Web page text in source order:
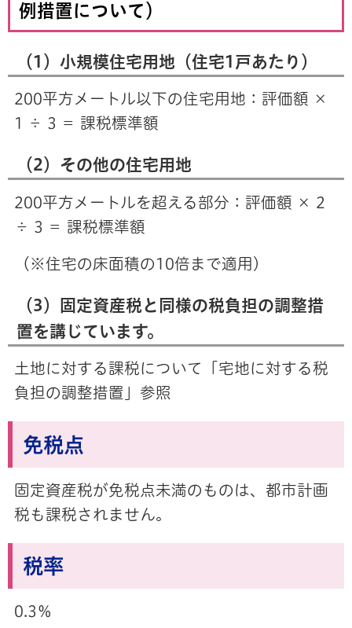
例措置について）
（1）小規模住宅用地（住宅1戸あたり）
200平方メートル以下の住宅用地：評価額 ×
1 ÷ 3 ＝ 課税標準額
（2）その他の住宅用地
200平方メートルを超える部分：評価額 × 2
÷ 3 ＝ 課税標準額
（※住宅の床面積の10倍まで適用）
（3）固定資産税と同様の税負担の調整措
置を講じています。
土地に対する課税について「宅地に対する税
負担の調整措置」参照
免税点
固定資産税が免税点未満のものは、都市計画
税も課税されません。
税率
0.3％